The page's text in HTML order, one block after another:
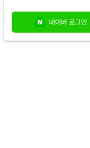
네이버 로그인